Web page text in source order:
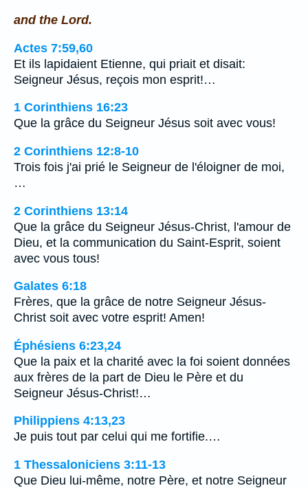
and the Lord.
Actes 7:59,60
Et ils lapidaient Etienne, qui priait et disait:
Seigneur Jésus, reçois mon esprit!…
1 Corinthiens 16:23
Que la grâce du Seigneur Jésus soit avec vous!
2 Corinthiens 12:8-10
Trois fois j'ai prié le Seigneur de l'éloigner de moi,
…
2 Corinthiens 13:14
Que la grâce du Seigneur Jésus-Christ, l'amour de
Dieu, et la communication du Saint-Esprit, soient
avec vous tous!
Galates 6:18
Frères, que la grâce de notre Seigneur Jésus-
Christ soit avec votre esprit! Amen!
Éphésiens 6:23,24
Que la paix et la charité avec la foi soient données
aux frères de la part de Dieu le Père et du
Seigneur Jésus-Christ!…
Philippiens 4:13,23
Je puis tout par celui qui me fortifie.…
1 Thessaloniciens 3:11-13
Que Dieu lui-même, notre Père, et notre Seigneur